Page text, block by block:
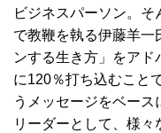
ビジネスパーソン。
で教鞭を執る伊藤羊一
ンする生き方」をア
に120％打ち込むこと
うメッセージをベー
リーダーとして、様